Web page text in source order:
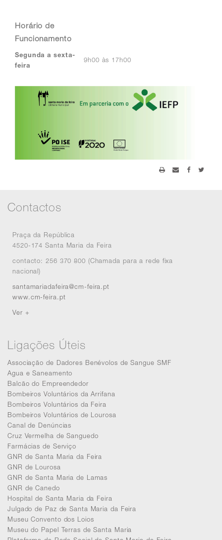
Horário de
Funcionamento
Segunda a sexta-
feira
9h00 às 17h00
Contactos
Praça da República
4520-174 Santa Maria da Feira
contacto: 256 370 800 (Chamada para a rede fixa
nacional)
santamariadafeira@cm-feira.pt
www.cm-feira.pt
Ver +
Ligações Úteis
Associação de Dadores Benévolos de Sangue SMF
Agua e Saneamento
Balcão do Empreendedor
Bombeiros Voluntários da Arrifana
Bombeiros Voluntários da Feira
Bombeiros Voluntários de Lourosa
Canal de Denúncias
Cruz Vermelha de Sanguedo
Farmácias de Serviço
GNR de Santa Maria da Feira
GNR de Lourosa
GNR de Santa Maria de Lamas
GNR de Canedo
Hospital de Santa Maria da Feira
Julgado de Paz de Santa Maria da Feira
Museu Convento dos Loios
Museu do Papel Terras de Santa Maria